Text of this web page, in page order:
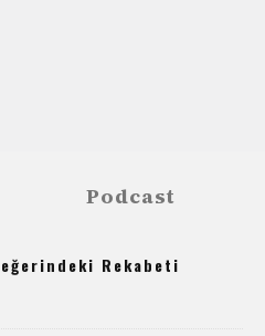
Podcast
Rekabeti